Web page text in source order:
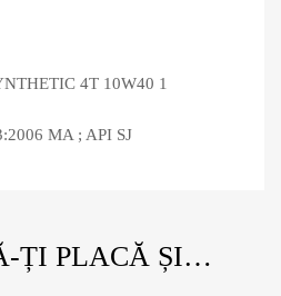
4T 10W40 1
MA ; API SJ
ȚI PLACĂ ȘI…